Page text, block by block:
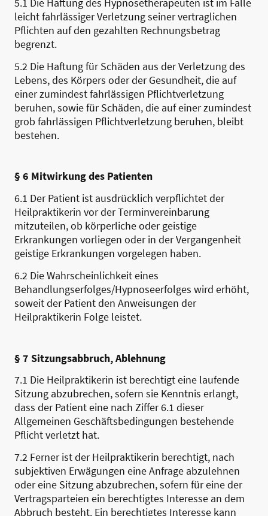
leicht fahrlässiger Verletzung seiner vertraglichen
Pflichten auf den gezahlten Rechnungsbetrag
begrenzt.
5.2 Die Haftung für Schäden aus der Verletzung des
Lebens, des Körpers oder der Gesundheit, die auf
einer zumindest fahrlässigen Pflichtverletzung
beruhen, sowie für Schäden, die auf einer zumindest
grob fahrlässigen Pflichtverletzung beruhen, bleibt
bestehen.
§ 6 Mitwirkung des Patienten
6.1 Der Patient ist ausdrücklich verpflichtet der
Heilpraktikerin vor der Terminvereinbarung
mitzuteilen, ob körperliche oder geistige
Erkrankungen vorliegen oder in der Vergangenheit
geistige Erkrankungen vorgelegen haben.
6.2 Die Wahrscheinlichkeit eines
Behandlungserfolges/Hypnoseerfolges wird erhöht,
soweit der Patient den Anweisungen der
Heilpraktikerin Folge leistet.
§ 7 Sitzungsabbruch, Ablehnung
7.1 Die Heilpraktikerin ist berechtigt eine laufende
Sitzung abzubrechen, sofern sie Kenntnis erlangt,
dass der Patient eine nach Ziffer 6.1 dieser
Allgemeinen Geschäftsbedingungen bestehende
Pflicht verletzt hat.
7.2 Ferner ist der Heilpraktikerin berechtigt, nach
subjektiven Erwägungen eine Anfrage abzulehnen
oder eine Sitzung abzubrechen, sofern für eine der
Vertragsparteien ein berechtigtes Interesse an dem
Abbruch besteht. Ein berechtigtes Interesse kann